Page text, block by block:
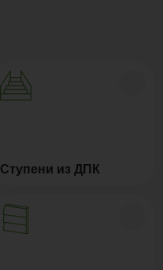
Ступени из ДПК